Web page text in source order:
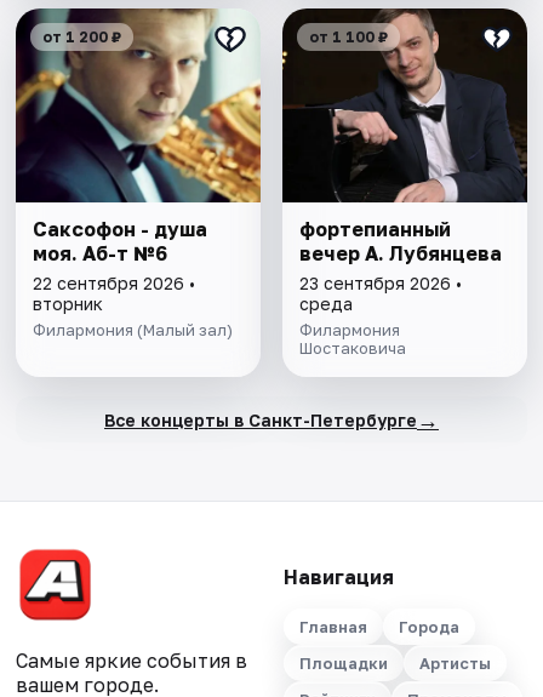
от 1 200 ₽
Саксофон - душа
моя. Аб-т №6
22 сентября 2026 •
вторник
Филармония (Малый зал)
от 1 100 ₽
фортепианный
вечер А. Лубянцева
23 сентября 2026 •
среда
Филармония
Шостаковича
Все концерты в Санкт-Петербурге →
Самые яркие события в
вашем городе.
Навигация
Главная
Города
Площадки
Артисты